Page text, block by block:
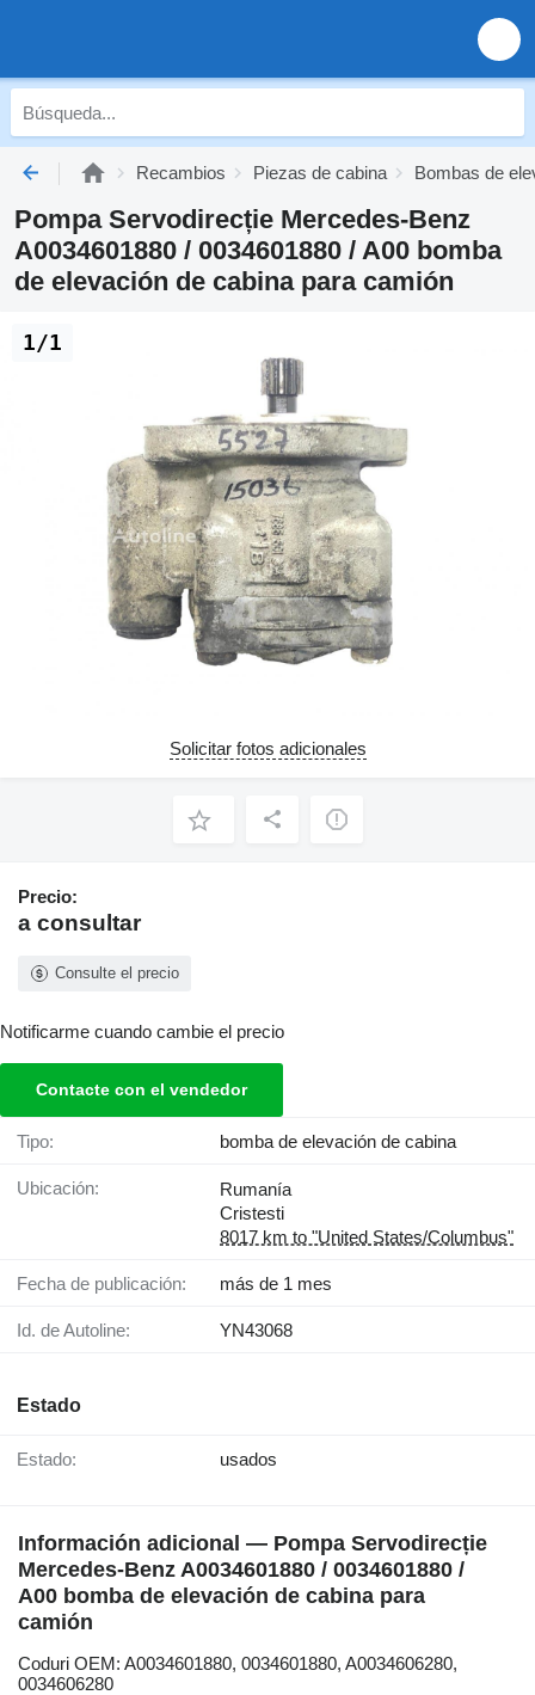
Recambios Piezas de cabina Bombas de
Pompa Servodirecție Mercedes-Benz
A0034601880 / 0034601880 / A00 bomba
de elevación de cabina para camión
1/1
Solicitar fotos adicionales
Precio:
a consultar
Consulte el precio
Notificarme cuando cambie el precio
Contacte con el vendedor
Tipo: bomba de elevación de cabina
Ubicación:
Rumanía
Cristesti
8017 km to "United States/Columbus"
Fecha de publicación: más de 1 mes
Id. de Autoline: YN43068
Estado
Estado: usados
Información adicional — Pompa Servodirecție
Mercedes-Benz A0034601880 / 0034601880 /
A00 bomba de elevación de cabina para
camión
Coduri OEM: A0034601880, 0034601880, A0034606280,
0034606280